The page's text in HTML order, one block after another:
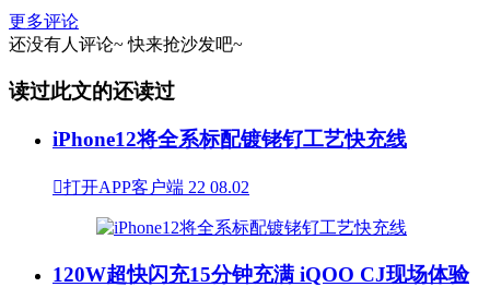
更多评论
还没有人评论~ 快来抢沙发吧~
读过此文的还读过
iPhone12将全系标配镀铑钌工艺快充线
打开APP客户端 22 08.02
120W超快闪充15分钟充满 iQOO CJ现场体验